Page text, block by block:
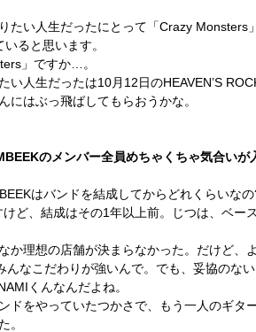
たい人生だったにとって「Crazy
ると思います。
」ですか…。
い人生だったは10月12日のHEAVEN’S
にはぶっ飛ばしてもらおうかな。
のメンバー全員めちゃくちゃ気合いが
はバンドを結成してからどれくらいな
ど、結成はその1年以上前。じつは、ベー
か理想の店舗が決まらなかった。だけど、
なこだわりが強いんで。でも、妥協のな
くんなんだよね。
ドをやっていたつかさで、もう一人のギタ
。